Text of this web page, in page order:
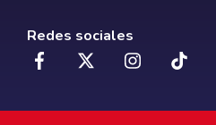
Redes sociales